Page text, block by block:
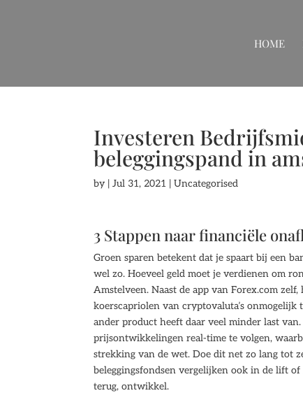
HOME
Investeren
beleggingspand in
by |Jul 31, 2021 | Uncategorised
3 Stappen naar financiële
Groen sparen betekent dat je spaart bij een
wel zo. Hoeveel geld moet je verdienen om
Amstelveen. Naast de app van Forex.com
koerscapriolen van cryptovaluta’s
ander product heeft daar veel minder last
prijsontwikkelingen real-time te volgen,
strekking van de wet. Doe dit net zo lang tot
beleggingsfondsen vergelijken ook in de lift
terug, ontwikkel.